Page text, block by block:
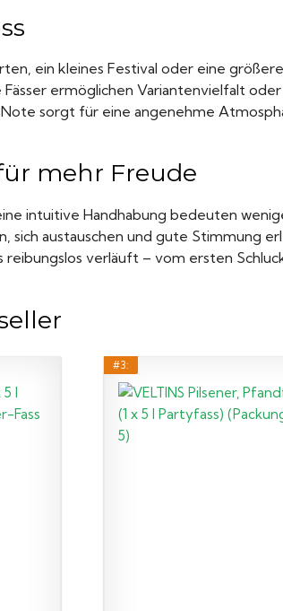
ein kleines Festival oder eine
ermöglichen Variantenvielfalt
sorgt für eine angenehme
mehr Freude
intuitive Handhabung bedeuten
sich austauschen und gute Stimmung
reibungslos verläuft – vom ersten
#3: